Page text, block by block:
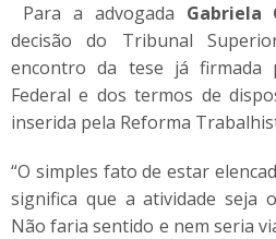
Para a advogada Gabriela
decisão do Tribunal
encontro da tese já firmada
Federal e dos termos de
inserida pela Reforma
“O simples fato de estar
significa que a atividade seja
Não faria sentido e nem seria